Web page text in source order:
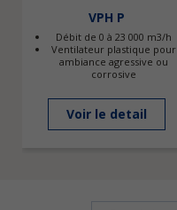
VPH P
Débit de 0 à 23 000 m3/h
Ventilateur plastique pour
ambiance agressive ou
corrosive
Voir le detail